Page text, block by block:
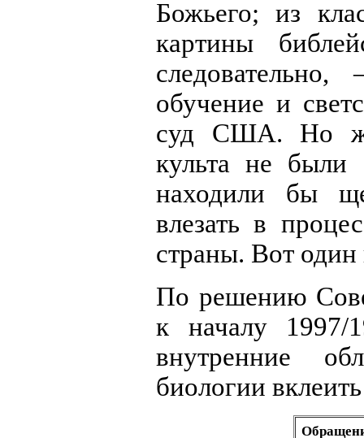
Божьего; из
картины
обучение и
суд США. Но
культа не
находили бы
влезать в
страны. Вот
По решению
к началу 1997/
внутренние
биологии